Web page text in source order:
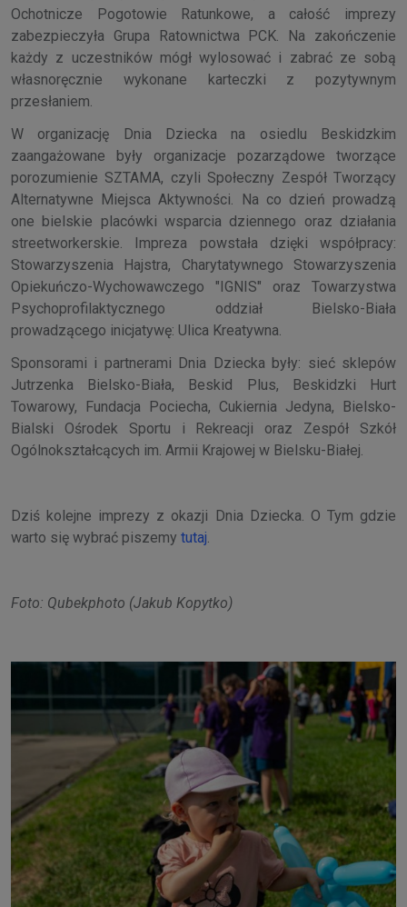
Ochotnicze Pogotowie Ratunkowe, a całość imprezy
zabezpieczyła Grupa Ratownictwa PCK. Na zakończenie
każdy z uczestników mógł wylosować i zabrać ze sobą
własnoręcznie wykonane karteczki z pozytywnym
przesłaniem.
W organizację Dnia Dziecka na osiedlu Beskidzkim
zaangażowane były organizacje pozarządowe tworzące
porozumienie SZTAMA, czyli Społeczny Zespół Tworzący
Alternatywne Miejsca Aktywności. Na co dzień prowadzą
one bielskie placówki wsparcia dziennego oraz działania
streetworkerskie. Impreza powstała dzięki współpracy:
Stowarzyszenia Hajstra, Charytatywnego Stowarzyszenia
Opiekuńczo-Wychowawczego "IGNIS" oraz Towarzystwa
Psychoprofilaktycznego oddział Bielsko-Biała
prowadzącego inicjatywę: Ulica Kreatywna.
Sponsorami i partnerami Dnia Dziecka były: sieć sklepów
Jutrzenka Bielsko-Biała, Beskid Plus, Beskidzki Hurt
Towarowy, Fundacja Pociecha, Cukiernia Jedyna, Bielsko-
Bialski Ośrodek Sportu i Rekreacji oraz Zespół Szkół
Ogólnokształcących im. Armii Krajowej w Bielsku-Białej.
Dziś kolejne imprezy z okazji Dnia Dziecka. O Tym gdzie
warto się wybrać piszemy tutaj.
Foto: Qubekphoto (Jakub Kopytko)